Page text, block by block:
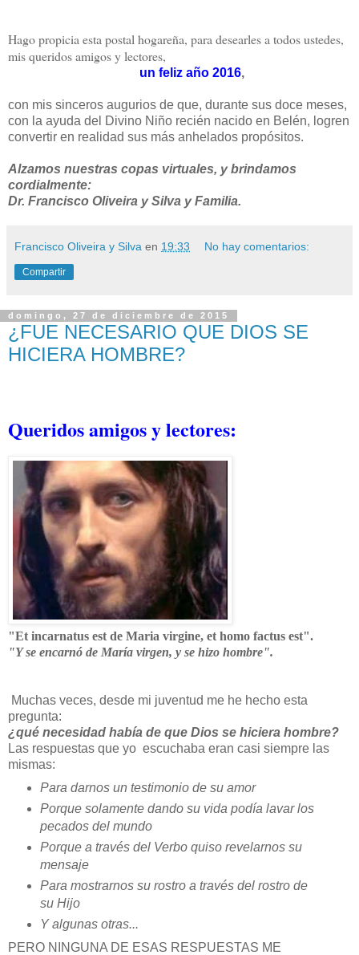
Hago propicia esta postal hogareña, para desearles a todos ustedes,
mis queridos amigos y lectores,
un feliz año 2016,
con mis sinceros augurios de que, durante sus doce meses,
con la ayuda del Divino Niño recién nacido en Belén, logren
convertir en realidad sus más anhelados propósitos.
Alzamos nuestras copas virtuales, y brindamos
cordialmente:
Dr. Francisco Oliveira y Silva y Familia.
Francisco Oliveira y Silva en 19:33 No hay comentarios:
Compartir
domingo, 27 de diciembre de 2015
¿FUE NECESARIO QUE DIOS SE
HICIERA HOMBRE?
Queridos amigos y lectores:
"Et incarnatus est de Maria virgine, et homo factus est".
"Y se encarnó de María virgen, y se hizo hombre".
Muchas veces, desde mi juventud me he hecho esta
pregunta:
¿qué necesidad había de que Dios se hiciera hombre?
Las respuestas que yo escuchaba eran casi siempre las
mismas:
Para darnos un testimonio de su amor
Porque solamente dando su vida podía lavar los
pecados del mundo
Porque a través del Verbo quiso revelarnos su
mensaje
Para mostrarnos su rostro a través del rostro de
su Hijo
Y algunas otras...
PERO NINGUNA DE ESAS RESPUESTAS ME